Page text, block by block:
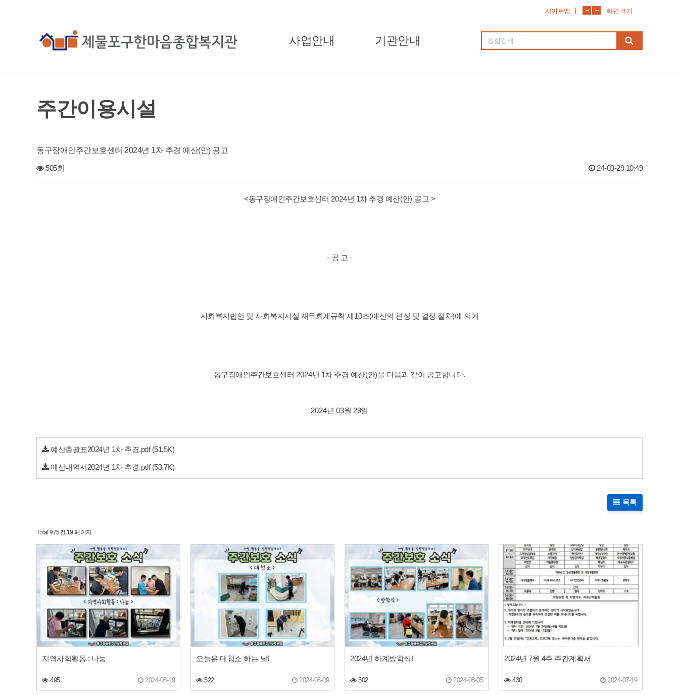
사이트맵 화면크기
사업안내 기관안내
주간이용시설
동구장애인주간보호센터 2024년 1차 추경 예산(안) 공고
505회 24-03-29 10:49
<동구장애인주간보호센터 2024년 1차 추경 예산(안) 공고 >
- 공 고 -
사회복지법인 및 사회복지시설 재무회계규칙 제 10조(예산의 편성 및 결정 절차)에 의거
동구장애인주간보호센터 2024년 1차 추경 예산(안)을 다음과 같이 공고합니다.
2024년03월 29일
예산총괄표2024년 1차 추경.pdf(51.5K)
예산내역서2024년 1차 추경.pdf(53.7K)
목록
Total 975건 19 페이지
지역사회활동 : 나눔
495 2024-08-19
오늘은 대청소 하는 날!
522 2024-08-09
2024년 하계방학식!
502 2024-08-05
2024년 7월 4주 주간계획서
430 2024-07-19